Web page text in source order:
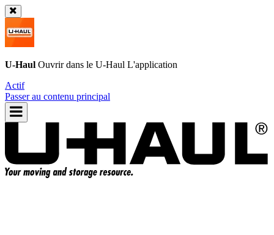
U-Haul Ouvrir dans le U-Haul L'application
Actif
Passer au contenu principal